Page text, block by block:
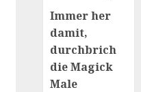
Immer her
damit,
durchbrich
die Magick
Male